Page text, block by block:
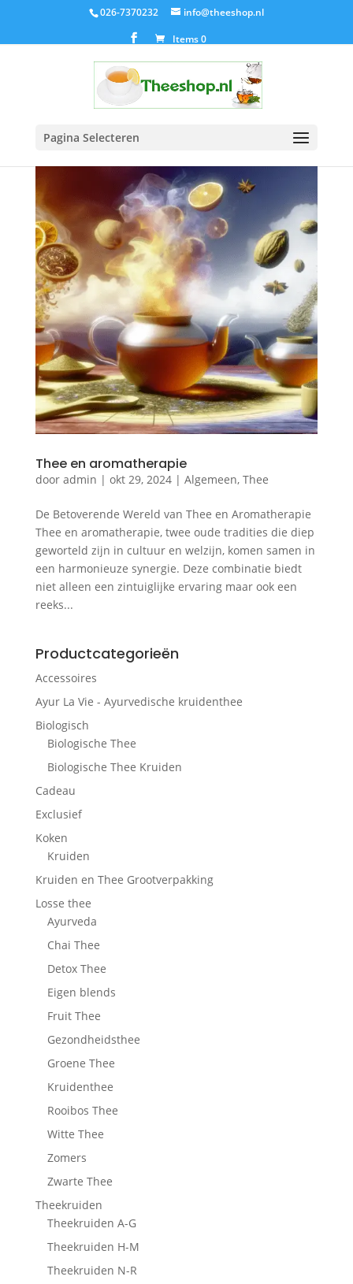
026-7370232
info@theeshop.nl
Items 0
Pagina Selecteren
Thee en aromatherapie
door admin | okt 29, 2024| Algemeen, Thee
De Betoverende Wereld van Thee en Aromatherapie
Thee en aromatherapie, twee oude tradities die diep
geworteld zijn in cultuur en welzijn, komen samen in
een harmonieuze synergie. Deze combinatie biedt
niet alleen een zintuiglijke ervaring maar ook een
reeks...
Productcategorieën
Accessoires
Ayur La Vie - Ayurvedische kruidenthee
Biologisch
Biologische Thee
Biologische Thee Kruiden
Cadeau
Exclusief
Koken
Kruiden
Kruiden en Thee Grootverpakking
Losse thee
Ayurveda
Chai Thee
Detox Thee
Eigen blends
Fruit Thee
Gezondheidsthee
Groene Thee
Kruidenthee
Rooibos Thee
Witte Thee
Zomers
Zwarte Thee
Theekruiden
Theekruiden A-G
Theekruiden H-M
Theekruiden N-R